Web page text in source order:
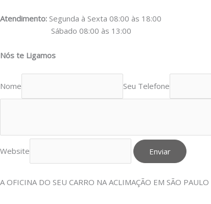
Atendimento: Segunda à Sexta 08:00 às 18:00
Sábado 08:00 às 13:00
Nós te Ligamos
Nome Seu Telefone
Website Enviar
A OFICINA DO SEU CARRO NA ACLIMAÇÃO EM SÃO PAULO